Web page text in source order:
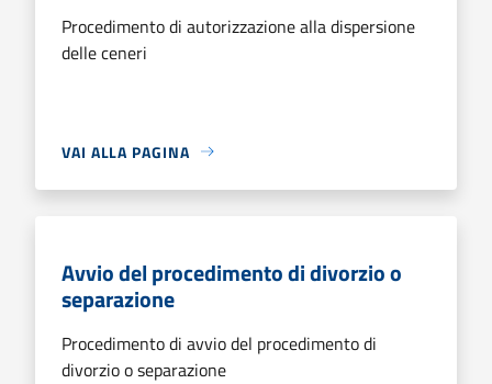
Procedimento di autorizzazione alla dispersione
delle ceneri
VAI ALLA PAGINA
Avvio del procedimento di divorzio o
separazione
Procedimento di avvio del procedimento di
divorzio o separazione